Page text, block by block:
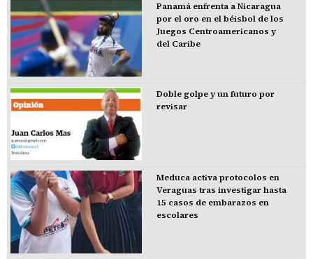
Panamá enfrenta a Nicaragua
por el oro en el béisbol de los
Juegos Centroamericanos y
del Caribe
Doble golpe y un futuro por
revisar
Meduca activa protocolos en
Veraguas tras investigar hasta
15 casos de embarazos en
escolares